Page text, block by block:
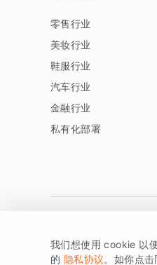
零售行业
美妆行业
鞋服行业
汽车行业
金融行业
私有化部署
版权所有 © 北京易数
我们想使用 cookie 以
的 隐私协议。如你点